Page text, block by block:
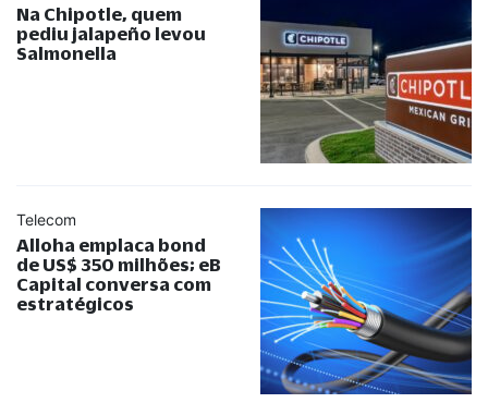
Na Chipotle, quem
pediu jalapeño levou
Salmonella
Telecom
Alloha emplaca bond
de US$ 350 milhões; eB
Capital conversa com
estratégicos